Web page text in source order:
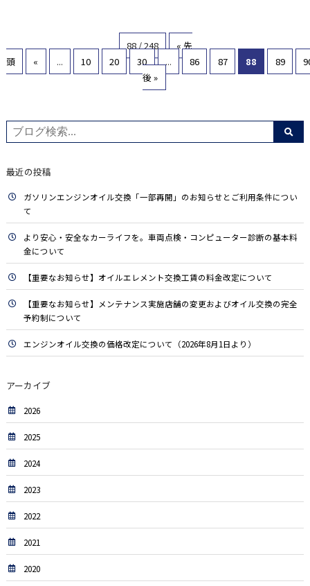
88 / 248
« 先
頭
« ... 10 20 30 ... 86 87 88 89
後 »
最近の投稿
ガソリンエンジンオイル交換「一部再開」のお知らせとご利用条件につい
て
より安心・安全なカーライフを。車両点検・コンピューター診断の基本料
金について
【重要なお知らせ】オイルエレメント交換工賃の料金改定について
【重要なお知らせ】メンテナンス実施店舗の変更およびオイル交換の完全
予約制について
エンジンオイル交換の価格改定について（2026年8月1日より）
アーカイブ
2026
2025
2024
2023
2022
2021
2020